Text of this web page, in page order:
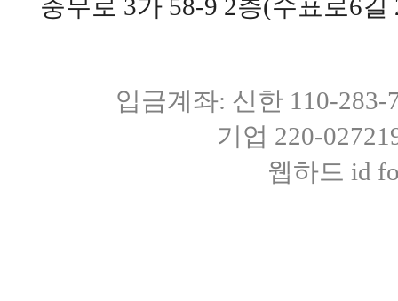
충무로 3가 58-9 2층(수표로6
입금계좌: 신한 110-
기업 220-
웹하드 id